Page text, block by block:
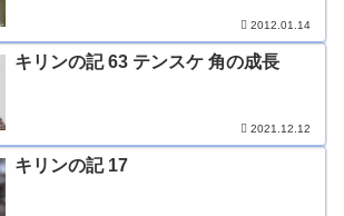
2012.01.14
キリンの記 63 テンスケ 角の成長
2021.12.12
キリンの記 17